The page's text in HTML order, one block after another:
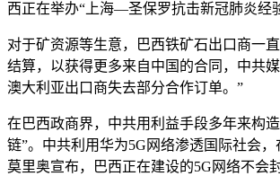
西正在举办“上海—圣保罗抗击新冠肺炎经
对于矿资源等生意，巴西铁矿石出口商一
结算，以获得更多来自中国的合同，中共
澳大利亚出口商失去部分合作订单。”
在巴西政商界，中共用利益手段多年来构
链”。中共利用华为5G网络渗透国际社会
莫里奥宣布，巴西正在建设的5G网络不会